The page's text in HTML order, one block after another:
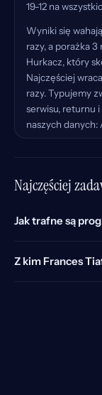
19-12 na
Wyniki się
razy, a porażka
Hurkacz, który
Najczęściej
razy. Typujemy
serwisu, returnu
naszych danych:
Najczęściej
Jak trafne są
Z kim Frances